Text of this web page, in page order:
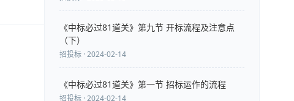
《中标必过81道关》第九节 开标流程及注意点
（下）
招投标 · 2024-02-14
《中标必过81道关》第一节 招标运作的流程
招投标 · 2024-02-14